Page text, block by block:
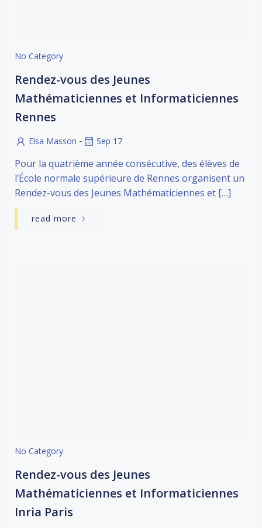
No Category
Rendez-vous des Jeunes
Mathématiciennes et Informaticiennes
Rennes
Elsa Masson - Sep 17
Pour la quatrième année consécutive, des élèves de
l’École normale supérieure de Rennes organisent un
Rendez-vous des Jeunes Mathématiciennes et […]
read more
No Category
Rendez-vous des Jeunes
Mathématiciennes et Informaticiennes
Inria Paris